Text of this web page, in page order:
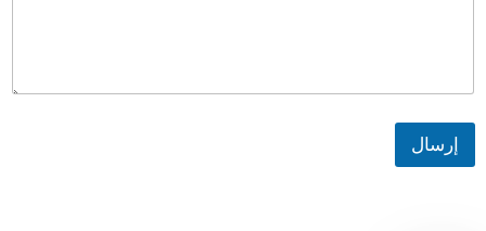
إرسال